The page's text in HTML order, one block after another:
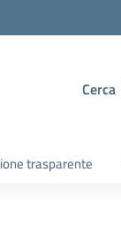
Cerca
trasparente